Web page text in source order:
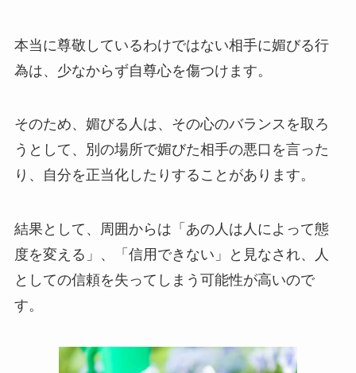
本当に尊敬しているわけではない相手に媚びる行
為は、少なからず自尊心を傷つけます。
そのため、媚びる人は、その心のバランスを取ろ
うとして、別の場所で媚びた相手の悪口を言った
り、自分を正当化したりすることがあります。
結果として、周囲からは「あの人は人によって態
度を変える」、「信用できない」と見なされ、人
としての信頼を失ってしまう可能性が高いので
す。